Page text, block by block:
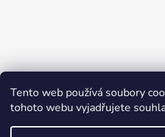
Tento web používá soubory
tohoto webu vyjadřujete
ZBOŽÍ.CZ